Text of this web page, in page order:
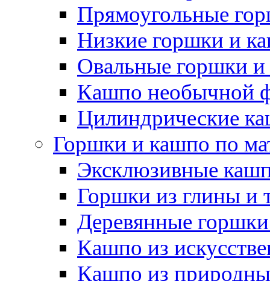
Прямоугольные
Низкие горшки и
Овальные горшки
Кашпо необычной
Цилиндрические
Горшки и кашпо по
Эксклюзивные
Горшки из глины и
Деревянные
Кашпо из
Кашпо из